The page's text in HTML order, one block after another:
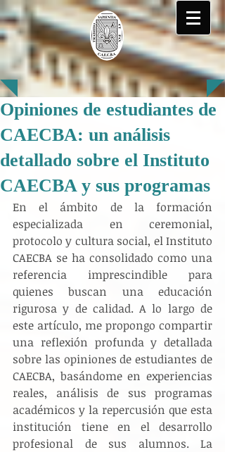
Opiniones de estudiantes de
CAECBA: un análisis
detallado sobre el Instituto
CAECBA y sus programas
En el ámbito de la formación
especializada en ceremonial,
protocolo y cultura social, el Instituto
CAECBA se ha consolidado como una
referencia imprescindible para
quienes buscan una educación
rigurosa y de calidad. A lo largo de
este artículo, me propongo compartir
una reflexión profunda y detallada
sobre las opiniones de estudiantes de
CAECBA, basándome en experiencias
reales, análisis de sus programas
académicos y la repercusión que esta
institución tiene en el desarrollo
profesional de sus alumnos. La